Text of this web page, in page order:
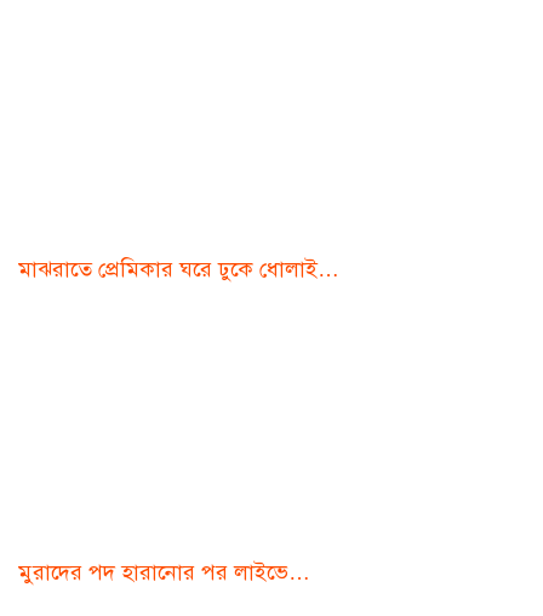
মাঝরাতে প্রেমিকার ঘরে ঢুকে ধোলাই…
মুরাদের পদ হারানোর পর লাইভে…